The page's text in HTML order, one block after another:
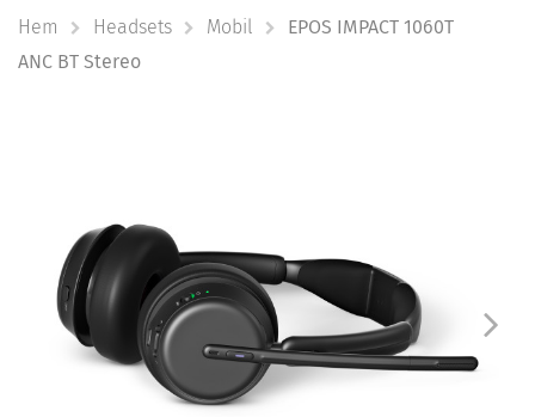
Hem Headsets Mobil
EPOS IMPACT 1060T
ANC BT Stereo